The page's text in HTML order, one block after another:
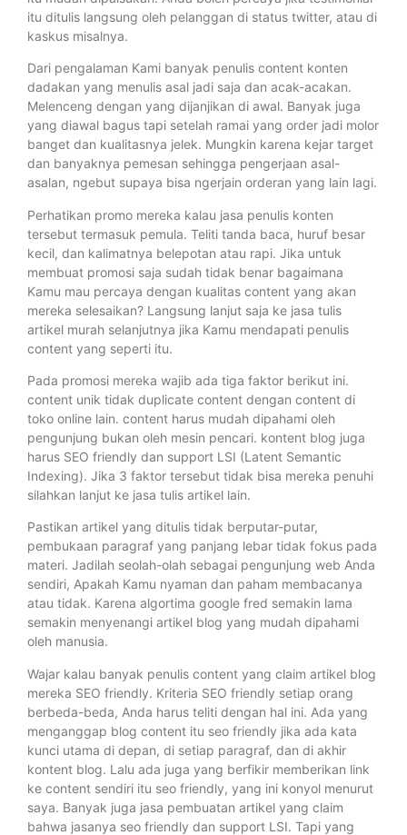
itu ditulis langsung oleh pelanggan di status twitter, atau di
kaskus misalnya.
Dari pengalaman Kami banyak penulis content konten
dadakan yang menulis asal jadi saja dan acak-acakan.
Melenceng dengan yang dijanjikan di awal. Banyak juga
yang diawal bagus tapi setelah ramai yang order jadi molor
banget dan kualitasnya jelek. Mungkin karena kejar target
dan banyaknya pemesan sehingga pengerjaan asal-
asalan, ngebut supaya bisa ngerjain orderan yang lain lagi.
Perhatikan promo mereka kalau jasa penulis konten
tersebut termasuk pemula. Teliti tanda baca, huruf besar
kecil, dan kalimatnya belepotan atau rapi. Jika untuk
membuat promosi saja sudah tidak benar bagaimana
Kamu mau percaya dengan kualitas content yang akan
mereka selesaikan? Langsung lanjut saja ke jasa tulis
artikel murah selanjutnya jika Kamu mendapati penulis
content yang seperti itu.
Pada promosi mereka wajib ada tiga faktor berikut ini.
content unik tidak duplicate content dengan content di
toko online lain. content harus mudah dipahami oleh
pengunjung bukan oleh mesin pencari. kontent blog juga
harus SEO friendly dan support LSI (Latent Semantic
Indexing). Jika 3 faktor tersebut tidak bisa mereka penuhi
silahkan lanjut ke jasa tulis artikel lain.
Pastikan artikel yang ditulis tidak berputar-putar,
pembukaan paragraf yang panjang lebar tidak fokus pada
materi. Jadilah seolah-olah sebagai pengunjung web Anda
sendiri, Apakah Kamu nyaman dan paham membacanya
atau tidak. Karena algortima google fred semakin lama
semakin menyenangi artikel blog yang mudah dipahami
oleh manusia.
Wajar kalau banyak penulis content yang claim artikel blog
mereka SEO friendly. Kriteria SEO friendly setiap orang
berbeda-beda, Anda harus teliti dengan hal ini. Ada yang
menganggap blog content itu seo friendly jika ada kata
kunci utama di depan, di setiap paragraf, dan di akhir
kontent blog. Lalu ada juga yang berfikir memberikan link
ke content sendiri itu seo friendly, yang ini konyol menurut
saya. Banyak juga jasa pembuatan artikel yang claim
bahwa jasanya seo friendly dan support LSI. Tapi yang